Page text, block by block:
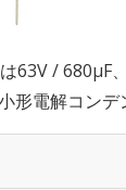
63V /
形電解コンデ